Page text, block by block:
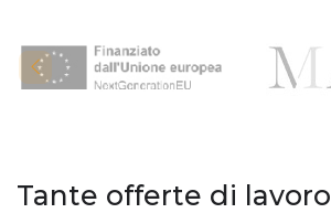
Tante offerte di lavoro